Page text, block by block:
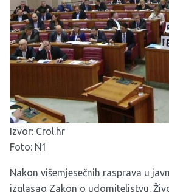
Izvor: Crol.hr
Foto: N1
Nakon višemjesečnih rasprava u
izglasao Zakon o udomiteljstvu.